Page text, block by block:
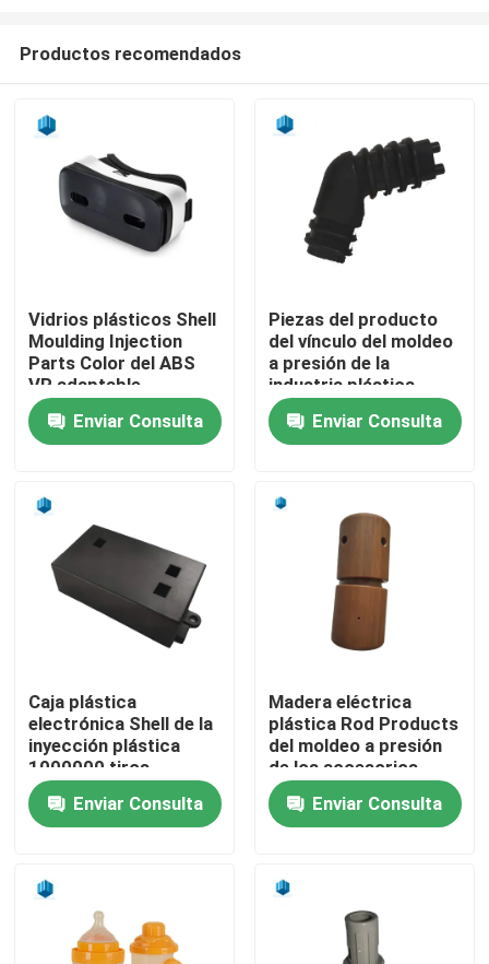
Inicio
Sobre nosotros
Productos
productos del moldeo por inyección
Moldeo a presión del dispositivo
Moldeo a presión de encargo
Moldeado plástico industrial
Moldeo a presión de la electrónica
Productos recomendados
Vidrios plásticos Shell
Moulding Injection
Parts Color del ABS
VR adaptable
Enviar Consulta
Piezas del producto
del vínculo del moldeo
a presión de la
industria plástica
Enviar Consulta
Caja plástica
electrónica Shell de la
inyección plástica
1000000 tiros
Enviar Consulta
Madera eléctrica
plástica Rod Products
del moldeo a presión
de los accesorios
Enviar Consulta